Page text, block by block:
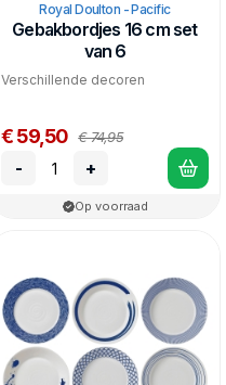
Royal Doulton - Pacific
Gebakbordjes 16 cm set
van 6
Verschillende decoren
€ 59,50 € 74,95
- +
Op voorraad